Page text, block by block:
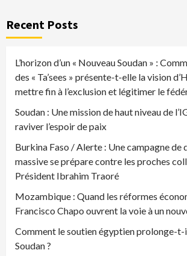
Recent Posts
L’horizon d’un « Nouveau Soudan » :
des « Ta’sees » présente-t-elle la vision
mettre fin à l’exclusion et légitimer le
Soudan : Une mission de haut niveau de
raviver l’espoir de paix
Burkina Faso / Alerte : Une campagne
massive se prépare contre les proches
Président Ibrahim Traoré
Mozambique : Quand les réformes
Francisco Chapo ouvrent la voie à un
Comment le soutien égyptien prolonge-t-
Soudan ?